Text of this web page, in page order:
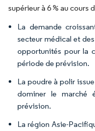
supérieur à 6 % au cours
La demande
secteur médical et
opportunités pour la
période de prévision.
La poudre à polir
dominer le marché
prévision.
La région Asie-